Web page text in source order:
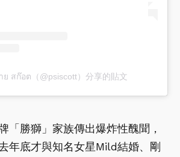
สก๊อต（@psiscott）分享的貼文
「勝獅」家族傳出爆炸性醜聞，
年底才與知名女星Mild結婚、剛